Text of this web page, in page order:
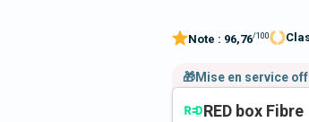
Note : 96,76/100
🎁Mise en service
RED box Fibre